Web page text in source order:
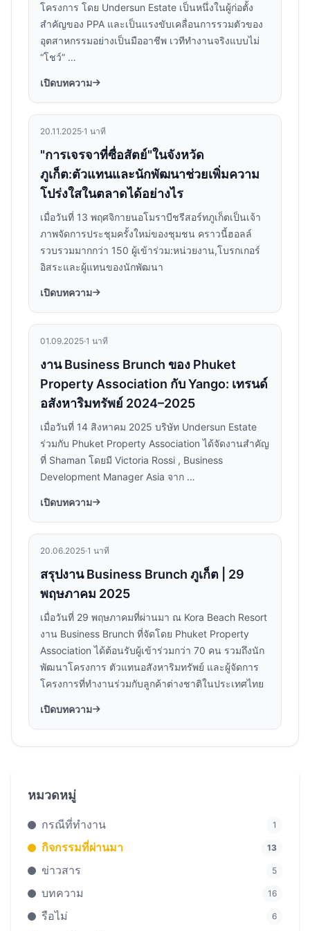
โครงการ โดย Undersun Estate เป็นหนึ่งในผู้ก่อตั้ง
สำคัญของ PPA และเป็นแรงขับเคลื่อนการรวมตัวของ
อุตสาหกรรมอย่างเป็นมืออาชีพ เวทีทำงานจริงแบบไม่
“โชว์” …
เปิดบทความ
20.11.2025·1 นาที
"การเจรจาที่ซื่อสัตย์"ในจังหวัด
ภูเก็ต:ตัวแทนและนักพัฒนาช่วยเพิ่มความ
โปร่งใสในตลาดได้อย่างไร
เมื่อวันที่ 13 พฤศจิกายนอโมราบีชรีสอร์ทภูเก็ตเป็นเจ้า
ภาพจัดการประชุมครั้งใหม่ของชุมชน คราวนี้ฮอลล์
รวบรวมมากกว่า 150 ผู้เข้าร่วม:หน่วยงาน,โบรกเกอร์
อิสระและผู้แทนของนักพัฒนา
เปิดบทความ
01.09.2025·1 นาที
งาน Business Brunch ของ Phuket
Property Association กับ Yango: เทรนด์
อสังหาริมทรัพย์ 2024–2025
เมื่อวันที่ 14 สิงหาคม 2025 บริษัท Undersun Estate
ร่วมกับ Phuket Property Association ได้จัดงานสำคัญ
ที่ Shaman โดยมี Victoria Rossi , Business
Development Manager Asia จาก …
เปิดบทความ
20.06.2025·1 นาที
สรุปงาน Business Brunch ภูเก็ต | 29
พฤษภาคม 2025
เมื่อวันที่ 29 พฤษภาคมที่ผ่านมา ณ Kora Beach Resort
งาน Business Brunch ที่จัดโดย Phuket Property
Association ได้ต้อนรับผู้เข้าร่วมกว่า 70 คน รวมถึงนัก
พัฒนาโครงการ ตัวแทนอสังหาริมทรัพย์ และผู้จัดการ
โครงการที่ทำงานร่วมกับลูกค้าต่างชาติในประเทศไทย
เปิดบทความ
หมวดหมู่
กรณีที่ทำงาน 1
กิจกรรมที่ผ่านมา 13
ข่าวสาร 5
บทความ 16
รือไม่ 6